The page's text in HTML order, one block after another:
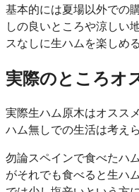
基本的には夏場以外での
しの良いところや涼しい
スなしに生ハムを楽しめ
実際のところオ
実際生ハム原木はオスス
ハム無しでの生活は考え
勿論スペインで食べたハ
がそれでも食べると生ハ